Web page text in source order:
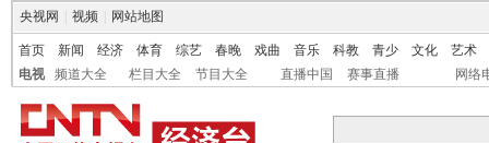
央视网 视频 网站地图
首页 新闻 经济 体育 综艺 春晚 戏曲 音乐 科教 青少 文化
艺术
电视
频道大全 栏目大全 节目大全 直播中国 赛事直播 网络